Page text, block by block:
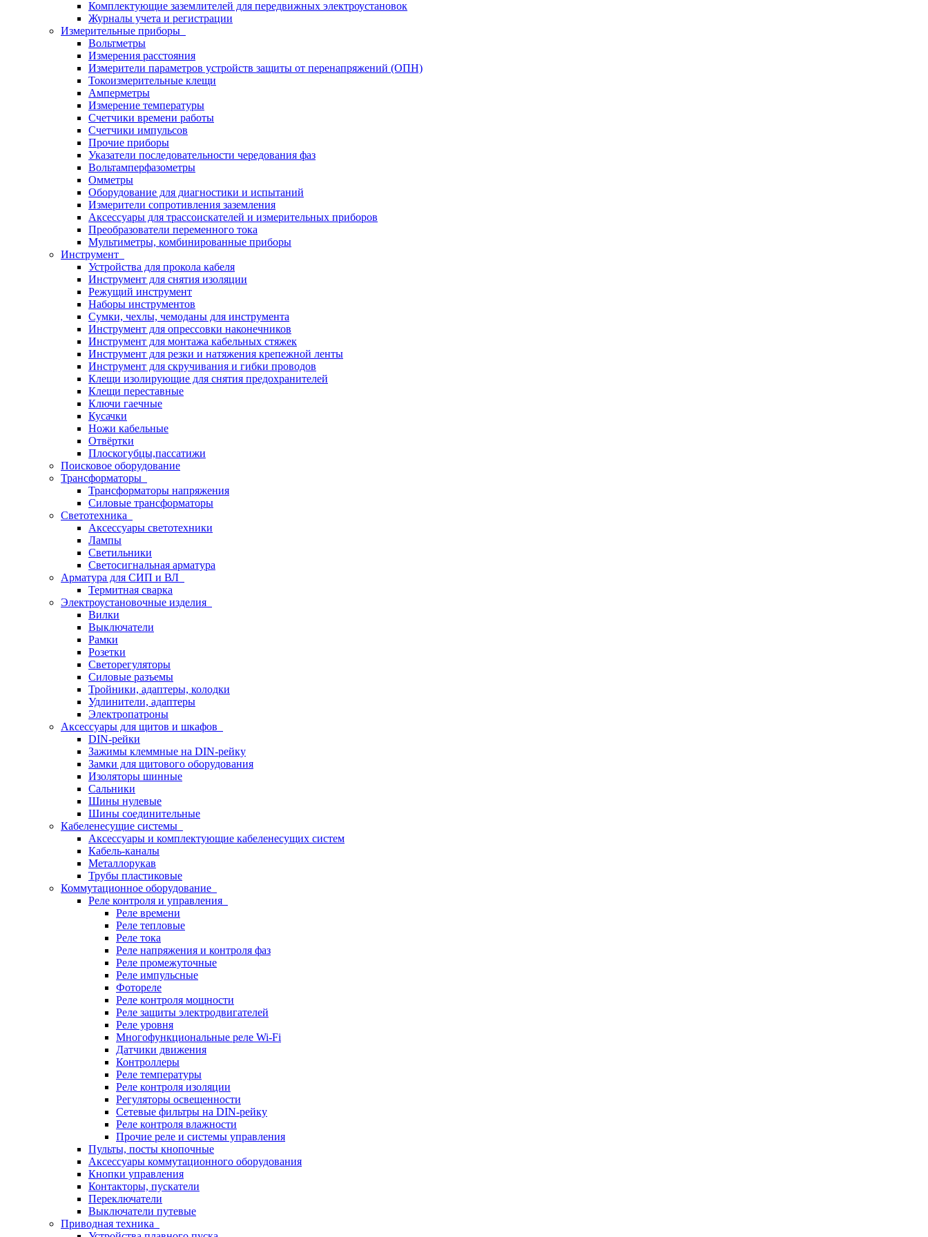
Комплектующие заземлителей для передвижных электроустановок
Журналы учета и регистрации
Измерительные приборы
Вольтметры
Измерения расстояния
Измерители параметров устройств защиты от перенапряжений (ОПН)
Токоизмерительные клещи
Амперметры
Измерение температуры
Счетчики времени работы
Счетчики импульсов
Прочие приборы
Указатели последовательности чередования фаз
Вольтамперфазометры
Омметры
Оборудование для диагностики и испытаний
Измерители сопротивления заземления
Аксессуары для трассоискателей и измерительных приборов
Преобразователи переменного тока
Мультиметры, комбинированные приборы
Инструмент
Устройства для прокола кабеля
Инструмент для снятия изоляции
Режущий инструмент
Наборы инструментов
Сумки, чехлы, чемоданы для инструмента
Инструмент для опрессовки наконечников
Инструмент для монтажа кабельных стяжек
Инструмент для резки и натяжения крепежной ленты
Инструмент для скручивания и гибки проводов
Клещи изолирующие для снятия предохранителей
Клещи переставные
Ключи гаечные
Кусачки
Ножи кабельные
Отвёртки
Плоскогубцы,пассатижи
Поисковое оборудование
Трансформаторы
Трансформаторы напряжения
Силовые трансформаторы
Светотехника
Аксессуары светотехники
Лампы
Светильники
Светосигнальная арматура
Арматура для СИП и ВЛ
Термитная сварка
Электроустановочные изделия
Вилки
Выключатели
Рамки
Розетки
Светорегуляторы
Силовые разъемы
Тройники, адаптеры, колодки
Удлинители, адаптеры
Электропатроны
Аксессуары для щитов и шкафов
DIN-рейки
Зажимы клеммные на DIN-рейку
Замки для щитового оборудования
Изоляторы шинные
Сальники
Шины нулевые
Шины соединительные
Кабеленесущие системы
Аксессуары и комплектующие кабеленесущих систем
Кабель-каналы
Металлорукав
Трубы пластиковые
Коммутационное оборудование
Реле контроля и управления
Реле времени
Реле тепловые
Реле тока
Реле напряжения и контроля фаз
Реле промежуточные
Реле импульсные
Фотореле
Реле контроля мощности
Реле защиты электродвигателей
Реле уровня
Многофункциональные реле Wi-Fi
Датчики движения
Контроллеры
Реле температуры
Реле контроля изоляции
Регуляторы освещенности
Сетевые фильтры на DIN-рейку
Реле контроля влажности
Прочие реле и системы управления
Пульты, посты кнопочные
Аксессуары коммутационного оборудования
Кнопки управления
Контакторы, пускатели
Переключатели
Выключатели путевые
Приводная техника